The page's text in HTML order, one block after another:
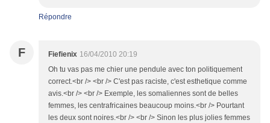
Répondre
F Fiefienix 16/04/2010 20:19
Oh tu vas pas me chier une pendule avec ton politiquement
correct.<br /> <br /> C'est pas raciste, c'est esthetique comme
avis.<br /> <br /> Exemple, les somaliennes sont de belles
femmes, les centrafricaines beaucoup moins.<br /> Pourtant
les deux sont noires.<br /> <br /> Sinon les plus jolies femmes